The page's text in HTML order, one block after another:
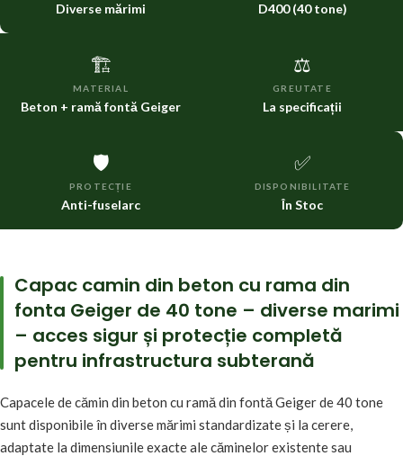
Diverse mărimi D400 (40 tone)
🏗️
MATERIAL
Beton + ramă fontă Geiger
⚖️
GREUTATE
La specificații
🛡️
PROTECȚIE
Anti-fuselarc
✅
DISPONIBILITATE
În Stoc
Capac camin din beton cu rama din
fonta Geiger de 40 tone – diverse marimi
– acces sigur și protecție completă
pentru infrastructura subterană
Capacele de cămin din beton cu ramă din fontă Geiger de 40 tone
sunt disponibile în diverse mărimi standardizate și la cerere,
adaptate la dimensiunile exacte ale căminelor existente sau